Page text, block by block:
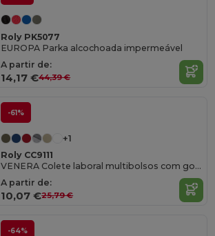
Roly PK5077
EUROPA Parka alcochoada impermeável
A partir de:
14,17 €44,39 €
-61%
+1
Roly CC9111
VENERA Colete laboral multibolsos com gola em bico
A partir de:
10,07 €25,79 €
-64%